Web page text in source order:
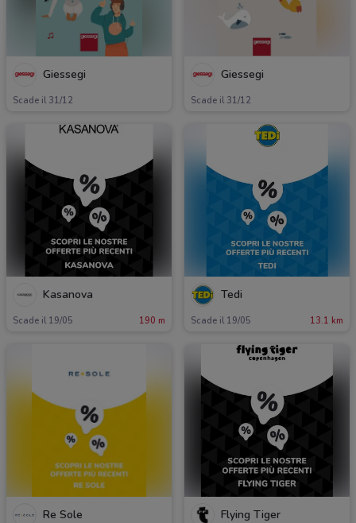
Giessegi
Scade il 31/12
Giessegi
Scade il 31/12
Kasanova
Scade il 19/05 190 m
Tedi
Scade il 19/05 13.1 km
Re Sole Flying Tiger